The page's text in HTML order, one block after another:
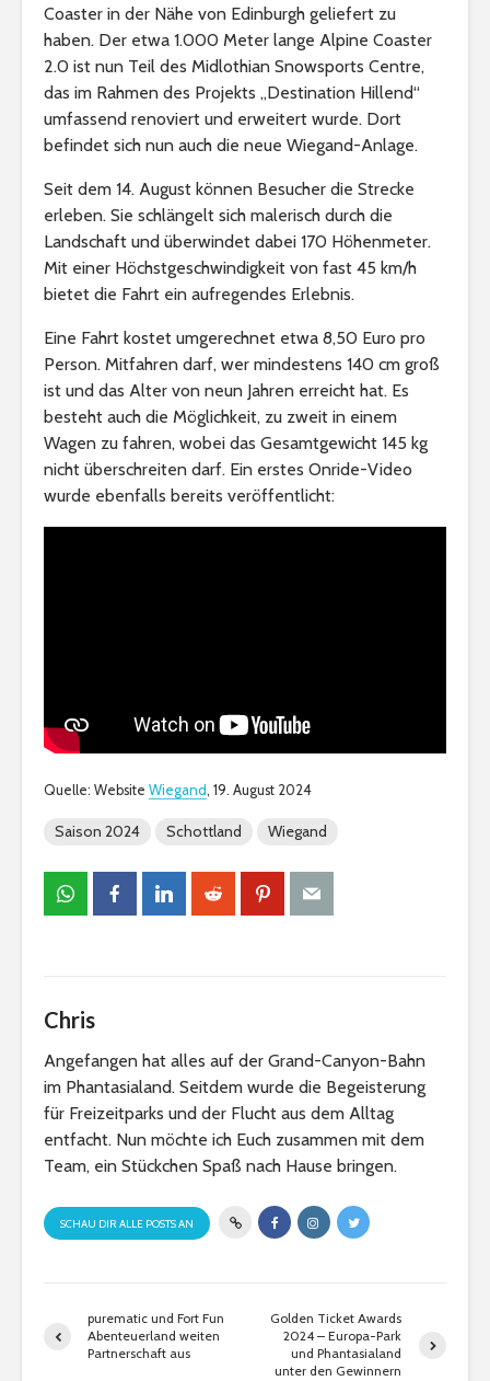
Coaster in der Nähe von Edinburgh geliefert zu
haben. Der etwa 1.000 Meter lange Alpine Coaster
2.0 ist nun Teil des Midlothian Snowsports Centre,
das im Rahmen des Projekts „Destination Hillend“
umfassend renoviert und erweitert wurde. Dort
befindet sich nun auch die neue Wiegand-Anlage.
Seit dem 14. August können Besucher die Strecke
erleben. Sie schlängelt sich malerisch durch die
Landschaft und überwindet dabei 170 Höhenmeter.
Mit einer Höchstgeschwindigkeit von fast 45 km/h
bietet die Fahrt ein aufregendes Erlebnis.
Eine Fahrt kostet umgerechnet etwa 8,50 Euro pro
Person. Mitfahren darf, wer mindestens 140 cm groß
ist und das Alter von neun Jahren erreicht hat. Es
besteht auch die Möglichkeit, zu zweit in einem
Wagen zu fahren, wobei das Gesamtgewicht 145 kg
nicht überschreiten darf. Ein erstes Onride-Video
wurde ebenfalls bereits veröffentlicht:
Quelle: Website Wiegand, 19. August 2024
Saison 2024 Schottland Wiegand
Chris
Angefangen hat alles auf der Grand-Canyon-Bahn
im Phantasialand. Seitdem wurde die Begeisterung
für Freizeitparks und der Flucht aus dem Alltag
entfacht. Nun möchte ich Euch zusammen mit dem
Team, ein Stückchen Spaß nach Hause bringen.
SCHAU DIR ALLE POSTS AN
purematic und Fort Fun
Abenteuerland weiten
Partnerschaft aus
Golden Ticket Awards
2024 – Europa-Park
und Phantasialand
unter den Gewinnern